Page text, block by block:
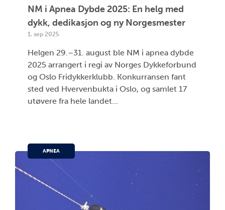
NM i Apnea Dybde 2025: En helg med
dykk, dedikasjon og ny Norgesmester
1. sep 2025
Helgen 29.–31. august ble NM i apnea dybde
2025 arrangert i regi av Norges Dykkeforbund
og Oslo Fridykkerklubb. Konkurransen fant
sted ved Hvervenbukta i Oslo, og samlet 17
utøvere fra hele landet...
APNEA